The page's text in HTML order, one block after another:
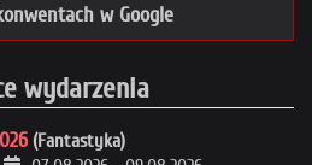
w Google
wydarzenia
(Fantastyka)